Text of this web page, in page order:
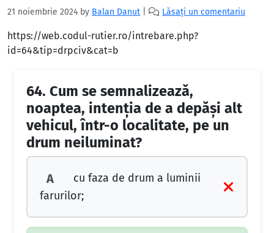
21 noiembrie 2024 by Balan Danut Lăsați un comentariu
https://web.codul-rutier.ro/intrebare.php?
id=64&tip=drpciv&cat=b
64. Cum se semnalizează,
noaptea, intenţia de a depăşi alt
vehicul, într-o localitate, pe un
drum neiluminat?
A
cu faza de drum a luminii
farurilor;